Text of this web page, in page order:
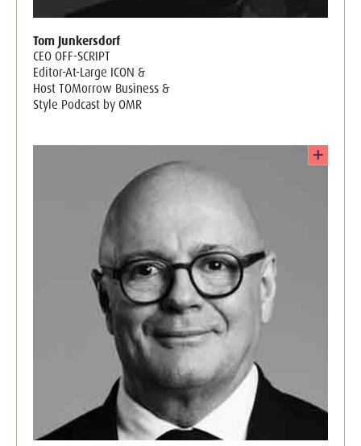
Tom Junkersdorf
CEO OFF-SCRIPT
Editor-At-Large ICON &
Host TOMorrow Business &
Style Podcast by OMR